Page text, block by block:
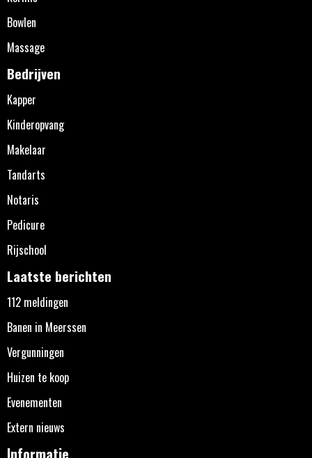
Bowlen
Massage
Bedrijven
Kapper
Kinderopvang
Makelaar
Tandarts
Notaris
Pedicure
Rijschool
Laatste berichten
112 meldingen
Banen in Meerssen
Vergunningen
Huizen te koop
Evenementen
Extern nieuws
Informatie